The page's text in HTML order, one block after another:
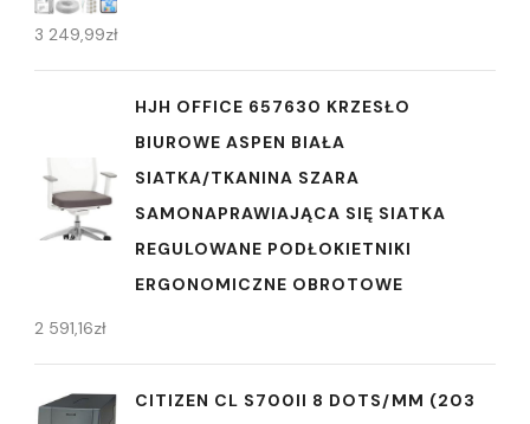
3 249,99zł
HJH OFFICE 657630 KRZESŁO
BIUROWE ASPEN BIAŁA
SIATKA/TKANINA SZARA
SAMONAPRAWIAJĄCA SIĘ SIATKA
REGULOWANE PODŁOKIETNIKI
ERGONOMICZNE OBROTOWE
2 591,16zł
CITIZEN CL S700II 8 DOTS/MM (203